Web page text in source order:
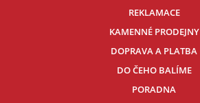
REKLAMACE
KAMENNÉ PRODEJNY
DOPRAVA A PLATBA
DO ČEHO BALÍME
PORADNA